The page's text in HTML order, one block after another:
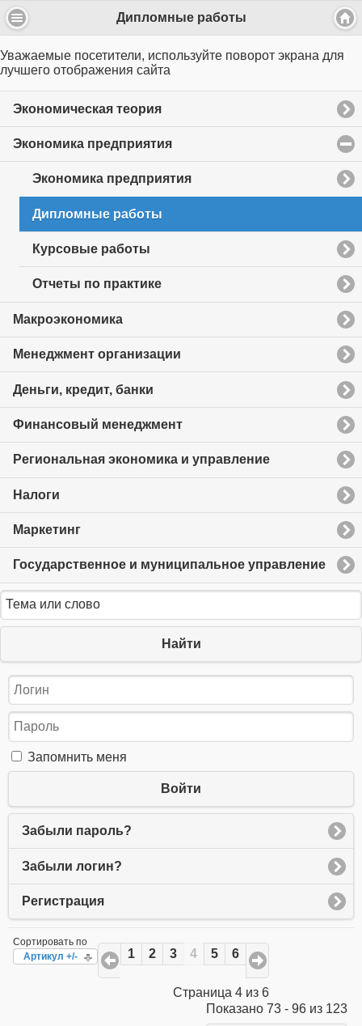
Дипломные работы
Уважаемые посетители, используйте поворот экрана для
лучшего отображения сайта
Экономическая теория
Экономика предприятия
to
collapse
Экономика предприятия
Дипломные работы
Курсовые работы
Отчеты по практике
Макроэкономика
Менеджмент организации
Деньги, кредит, банки
Финансовый менеджмент
Региональная экономика и управление
Налоги
Маркетинг
Государственное и муниципальное управление
Найти
Запомнить меня
Войти
Забыли пароль?
Забыли логин?
Регистрация
Сортировать по
Артикул +/-
1 2 3 4 5 6
Страница 4 из 6
Показано 73 - 96 из 123